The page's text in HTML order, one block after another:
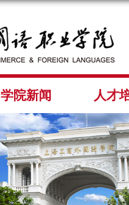
学院新闻 人才